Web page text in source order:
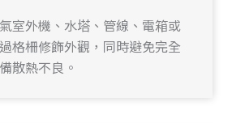
室外機、水塔、管線、電箱或
格柵修飾外觀，同時避免完全
散熱不良。